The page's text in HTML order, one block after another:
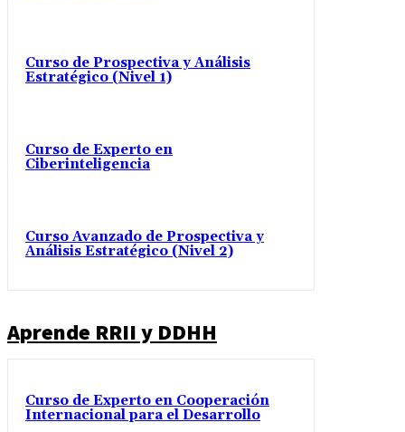
Curso de Prospectiva y Análisis
Estratégico (Nivel 1)
Curso de Experto en
Ciberinteligencia
Curso Avanzado de Prospectiva y
Análisis Estratégico (Nivel 2)
Aprende RRII y DDHH
Curso de Experto en Cooperación
Internacional para el Desarrollo